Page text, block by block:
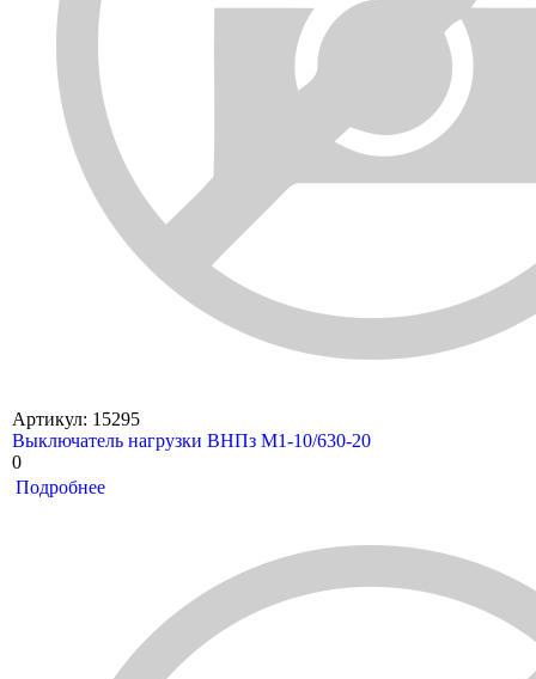
Артикул: 15295
Выключатель нагрузки ВНПз М1-10/630-20
0
Подробнее